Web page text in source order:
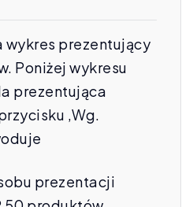
wykres prezentujący
Poniżej wykresu
prezentująca
‚Wg.
prezentacji